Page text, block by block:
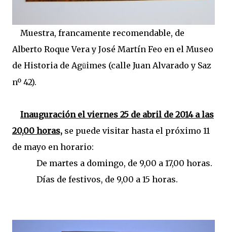
Muestra, francamente recomendable, de
Alberto Roque Vera y José Martín Feo en el Museo
de Historia de Agüimes (calle Juan Alvarado y Saz
nº 42).
Inauguración el viernes 25 de abril de 2014 a las
20,00 horas, se puede visitar hasta el próximo 11
de mayo en horario:
De martes a domingo, de 9,00 a 17,00 horas.
Días de festivos, de 9,00 a 15 horas.